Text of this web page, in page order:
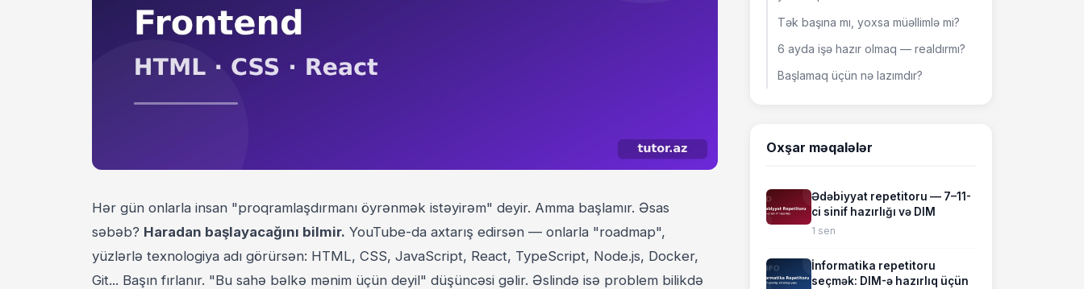
Hər gün onlarla insan "proqramlaşdırmanı öyrənmək istəyirəm" deyir. Amma başlamır. Əsas
səbəb? Haradan başlayacağını bilmir. YouTube-da axtarış edirsən — onlarla "roadmap",
yüzlərlə texnologiya adı görürsən: HTML, CSS, JavaScript, React, TypeScript, Node.js, Docker,
Git... Başın fırlanır. "Bu sahə bəlkə mənim üçün deyil" düşüncəsi gəlir. Əslində isə problem bilikdə
Tək başına mı, yoxsa müəllimlə mi?
6 ayda işə hazır olmaq — realdırmı?
Başlamaq üçün nə lazımdır?
Oxşar məqalələr
Ədəbiyyat repetitoru — 7–11-
ci sinif hazırlığı və DIM
1 sen
İnformatika repetitoru
seçmək: DIM-ə hazırlıq üçün